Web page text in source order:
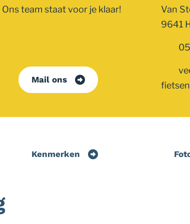
Van
9641
team staat voor je klaar!
Mail ons
Kenmerken